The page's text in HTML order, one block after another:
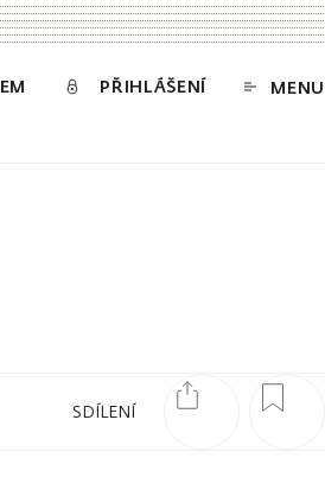
PŘIHLÁŠENÍ MENU
SDÍLENÍ